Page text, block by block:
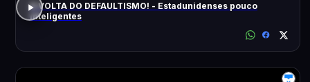
A VOLTA DO DEFAULTISMO! - Estadunidenses pouco
inteligentes